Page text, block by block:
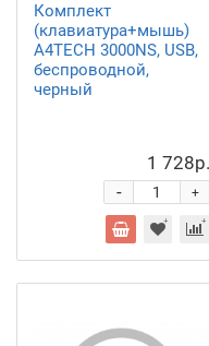
Комплект
(клавиатура+мышь)
A4TECH 3000NS, USB,
беспроводной,
черный
1 728р.
+
-